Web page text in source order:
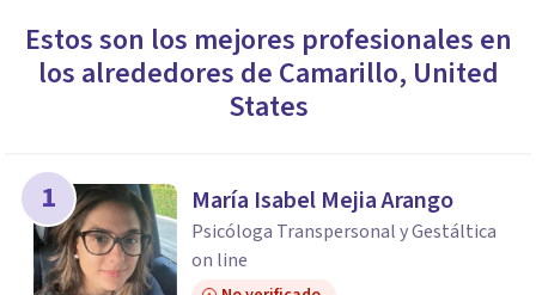
Estos son los mejores profesionales en
los alrededores de Camarillo, United
States
1 María Isabel Mejia Arango
Psicóloga Transpersonal y Gestáltica
on line